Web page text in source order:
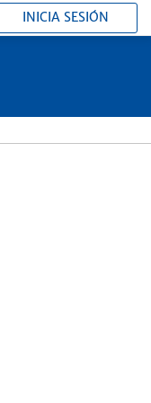
INICIA SESIÓN